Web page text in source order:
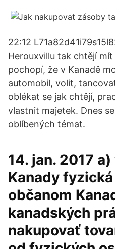
22:12
Herouxvillu tak chtějí
pochopí, že v Kanadě
automobil, volit,
oblékat se jak chtějí,
vlastnit majetek. Dnes
oblíbených témat.
14. jan. 2017
Kanady
občanom
kanadských
nakupovať